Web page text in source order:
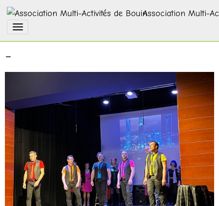
Association Multi-
-